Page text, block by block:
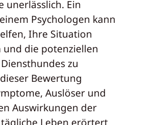
unerlässlich. Ein
Psychologen kann
Ihre Situation
und die potenziellen
zu
Bewertung
Auslöser und
Auswirkungen der
Leben erörtert